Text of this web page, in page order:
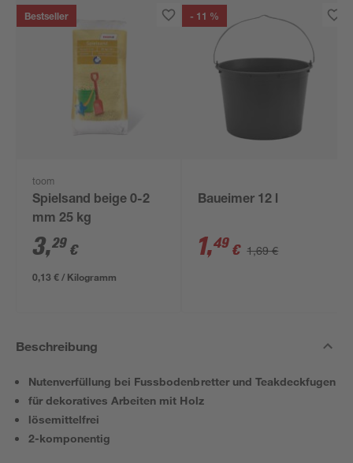
Bestseller
toom
Spielsand beige 0-2
mm 25 kg
3,29 €
0,13 € / Kilogramm
- 11 %
Baueimer 12 l
1,49 € 1,69 €
Beschreibung
Nutenverfüllung bei Fussbodenbretter und Teakdeckfugen
für dekoratives Arbeiten mit Holz
lösemittelfrei
2-komponentig